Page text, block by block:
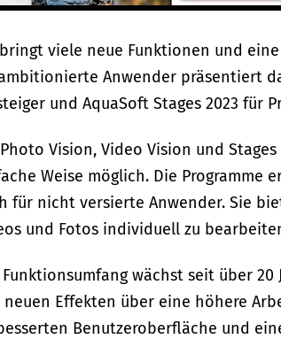
viele neue Funktionen und
Anwender präsentiert
und AquaSoft Stages 2023 für
Vision, Video Vision und
Weise möglich. Die Programme
für nicht versierte Anwender. Sie
und Fotos individuell zu
Funktionsumfang wächst seit über
neuen Effekten über eine höhere
Benutzeroberfläche und